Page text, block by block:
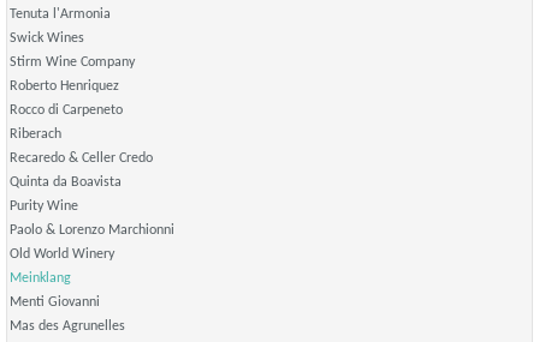
Tenuta l'Armonia
Swick Wines
Stirm Wine Company
Roberto Henriquez
Rocco di Carpeneto
Riberach
Recaredo & Celler Credo
Quinta da Boavista
Purity Wine
Paolo & Lorenzo Marchionni
Old World Winery
Meinklang
Menti Giovanni
Mas des Agrunelles